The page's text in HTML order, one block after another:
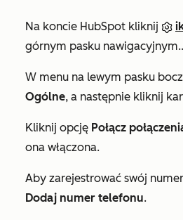
Na koncie HubSpot kliknij
górnym pasku nawigacyjnym..
W menu na lewym pasku
Ogólne, a następnie kliknij
Kliknij opcję Połącz
ona włączona.
Aby zarejestrować swój
Dodaj numer telefonu.